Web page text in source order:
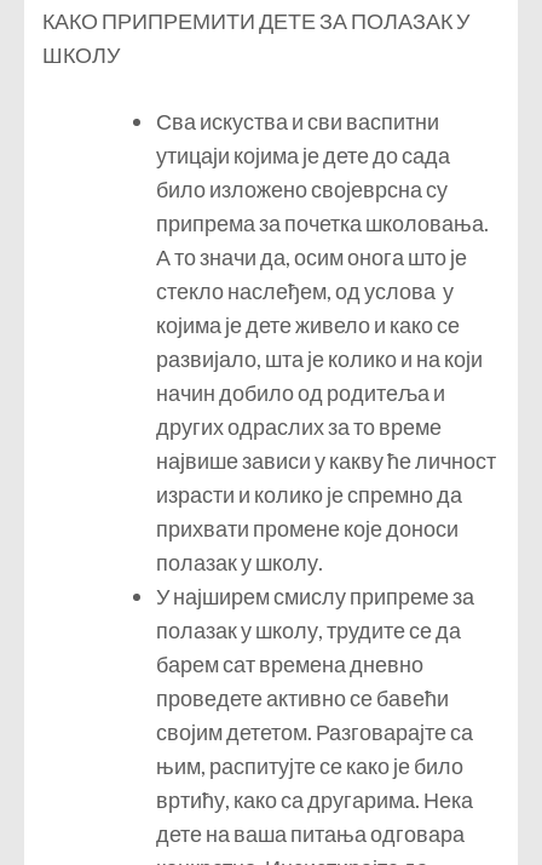
КАКО ПРИПРЕМИТИ ДЕТЕ ЗА ПОЛАЗАК У
ШКОЛУ
Сва искуства и сви васпитни
утицаји којима је дете до сада
било изложено својеврсна су
припрема за почетка школовања.
А то значи да, осим онога што је
стекло наслеђем, од услова у
којима је дете живело и како се
развијало, шта је колико и на који
начин добило од родитеља и
других одраслих за то време
највише зависи у какву ће личност
израсти и колико је спремно да
прихвати промене које доноси
полазак у школу.
У најширем смислу припреме за
полазак у школу, трудите се да
барем сат времена дневно
проведете активно се бавећи
својим дететом. Разговарајте са
њим, распитујте се како је било
вртићу, како са другарима. Нека
дете на ваша питања одговара